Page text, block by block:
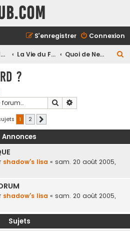
Connexion
S’enregistrer
Index du forum La Vie du Forum Quoi de Neuf à Bord ?
c
h
?
Rechercher
1 2
Annonces
shadow's lisa « sam. 20 août 2005,
shadow's lisa « sam. 20 août 2005,
Sujets